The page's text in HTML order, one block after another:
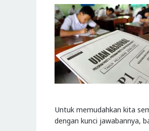
Untuk memudahkan kita
dengan kunci jawabannya,